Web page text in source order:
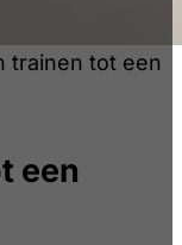
trainen tot een
een